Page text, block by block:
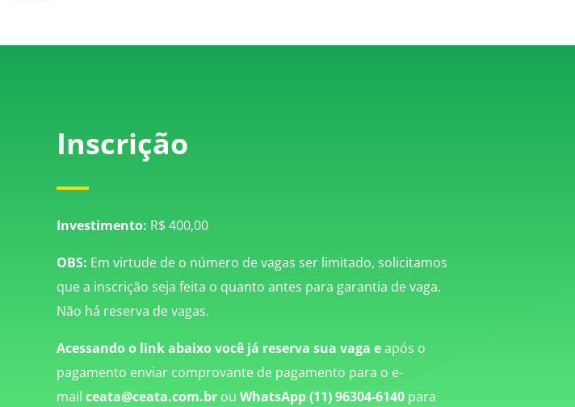
Inscrição
Investimento: R$ 400,00
OBS: Em virtude de o número de vagas ser limitado, solicitamos
que a inscrição seja feita o quanto antes para garantia de vaga.
Não há reserva de vagas.
Acessando o link abaixo você já reserva sua vaga eapós o
pagamento enviar comprovante de pagamento para o e-
mail ceata@ceata.com.br ou WhatsApp (11) 96304-6140 para